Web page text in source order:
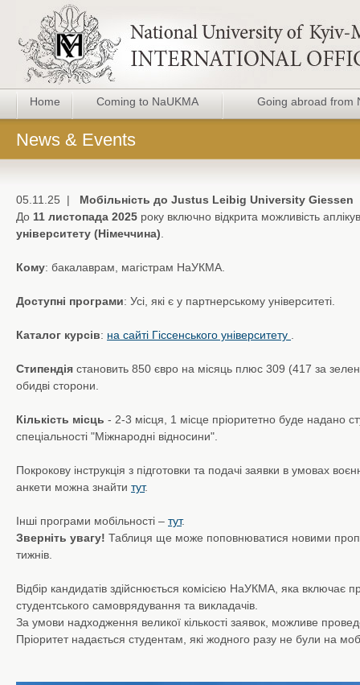
Home Coming to NaUKMA Going abroad from
News & Events
05.11.25 | Мобільність до Justus Leibig University Giessen
До 11 листопада 2025 року включно відкрита можливість
університету (Німеччина)
Кому: бакалаврам, магістрам НаУКМА.
Доступні програми: Усі, які є у партнерському університеті.
Каталог курсів: на сайті Гiccенського університету
Стипендія становить 850 євро на місяць плюс 309 (417 за
обидві сторони.
Кількість місць - 2-3 місця, 1 місце пріоритетно буде надано
спеціальності "Міжнародні відносини".
Покрокову інструкція з підготовки та подачі заявки в умовах
анкети можна знайти тут.
Інші програми мобільності – тут.
Зверніть увагу! Таблиця ще може поповнюватися новими
тижнів.
Відбір кандидатів здійснюється комісією НаУКМА, яка включає
студентського самоврядування та викладачів.
За умови надходження великої кількості заявок, можливе
Пріоритет надається студентам, які жодного разу не були на